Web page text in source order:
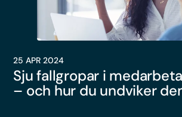
25 APR 2024
Sju fallgropar i
– och hur du undviker